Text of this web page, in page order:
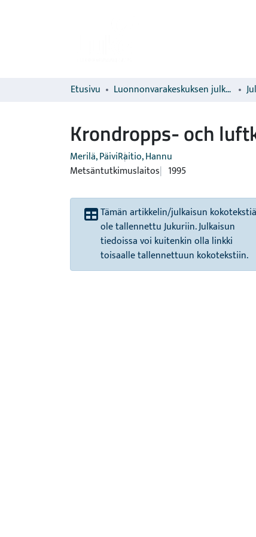
Etusivu Luonnonvarakeskuksen julkaisut
Krondropps- och
Merilä, PäiviRaitio, Hannu
Metsäntutkimuslaitos 1995
Tämän artikkelin/julkaisun
ole tallennettu Jukuriin. Julkaisun
tiedoissa voi kuitenkin olla linkki
toisaalle tallennettuun kokotekstiin.